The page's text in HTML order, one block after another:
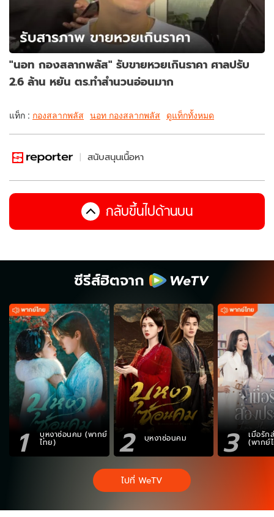
"นอท กองสลากพลัส" รับขายหวยเกินราคา ศาลปรับ
2.6 ล้าน หยัน ตร.ทำสำนวนอ่อนมาก
แท็ก : กองสลากพลัส นอท กองสลากพลัส ดูแท็กทั้งหมด
สนับสนุนเนื้อหา
กลับขึ้นไปด้านบน
ซีรีส์ฮิตจาก
1 บุหงาซ่อนคม (พากย์
ไทย) 2 บุหงาซ่อนคม 3 เมื่อรัก
(พากย์
ไปที่ WeTV